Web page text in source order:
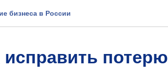
бизнеса в России
потерю